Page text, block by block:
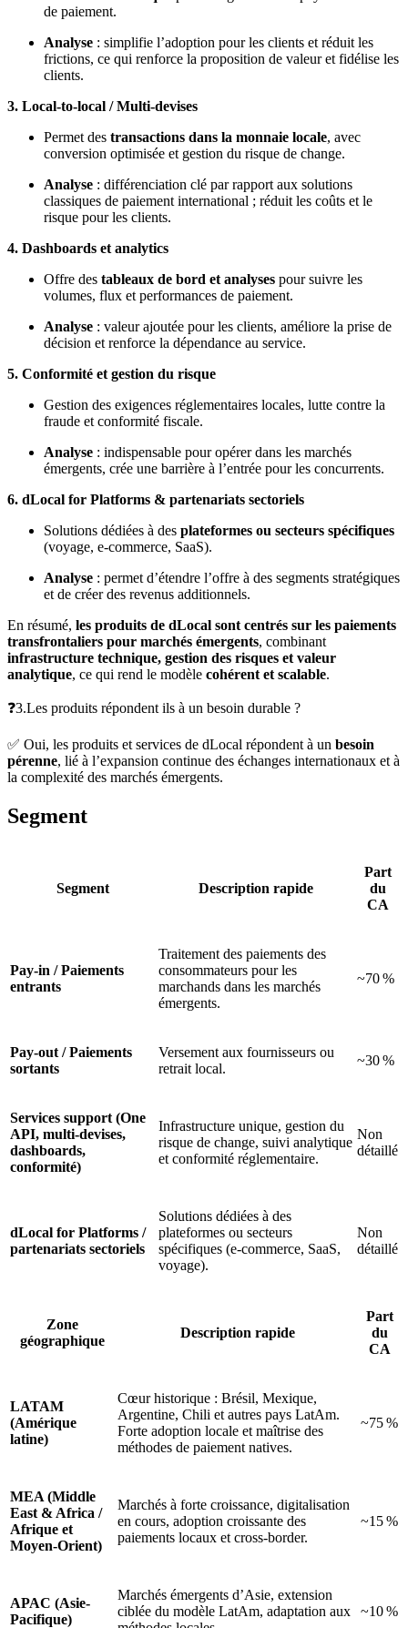
de paiement.
Analyse : simplifie l’adoption pour les clients et réduit les
frictions, ce qui renforce la proposition de valeur et fidélise les
clients.
3. Local-to-local / Multi-devises
Permet des transactions dans la monnaie locale, avec
conversion optimisée et gestion du risque de change.
Analyse : différenciation clé par rapport aux solutions
classiques de paiement international ; réduit les coûts et le
risque pour les clients.
4. Dashboards et analytics
Offre des tableaux de bord et analyses pour suivre les
volumes, flux et performances de paiement.
Analyse : valeur ajoutée pour les clients, améliore la prise de
décision et renforce la dépendance au service.
5. Conformité et gestion du risque
Gestion des exigences réglementaires locales, lutte contre la
fraude et conformité fiscale.
Analyse : indispensable pour opérer dans les marchés
émergents, crée une barrière à l’entrée pour les concurrents.
6. dLocal for Platforms & partenariats sectoriels
Solutions dédiées à des plateformes ou secteurs spécifiques
(voyage, e-commerce, SaaS).
Analyse : permet d’étendre l’offre à des segments stratégiques
et de créer des revenus additionnels.
En résumé, les produits de dLocal sont centrés sur les paiements
transfrontaliers pour marchés émergents, combinant
infrastructure technique, gestion des risques et valeur
analytique, ce qui rend le modèle cohérent et scalable.
❓3.Les produits répondent ils à un besoin durable ?
✅ Oui, les produits et services de dLocal répondent à un besoin
pérenne, lié à l’expansion continue des échanges internationaux et à
la complexité des marchés émergents.
Segment
Segment Description rapide
Part
du
CA
Pay‑in / Paiements
entrants
Traitement des paiements des
consommateurs pour les
marchands dans les marchés
émergents.
~70 %
Pay‑out / Paiements
sortants
Versement aux fournisseurs ou
retrait local.
~30 %
Services support (One
API, multi-devises,
dashboards,
conformité)
Infrastructure unique, gestion du
risque de change, suivi analytique
et conformité réglementaire.
Non
détaillé
dLocal for Platforms /
partenariats sectoriels
Solutions dédiées à des
plateformes ou secteurs
spécifiques (e‑commerce, SaaS,
voyage).
Non
détaillé
Zone
géographique
Description rapide
Part
du
CA
LATAM
(Amérique
latine)
Cœur historique : Brésil, Mexique,
Argentine, Chili et autres pays LatAm.
Forte adoption locale et maîtrise des
méthodes de paiement natives.
~75 %
MEA (Middle
East & Africa /
Afrique et
Moyen-Orient)
Marchés à forte croissance, digitalisation
en cours, adoption croissante des
paiements locaux et cross-border.
~15 %
APAC (Asie-
Pacifique)
Marchés émergents d’Asie, extension
ciblée du modèle LatAm, adaptation aux
~10 %